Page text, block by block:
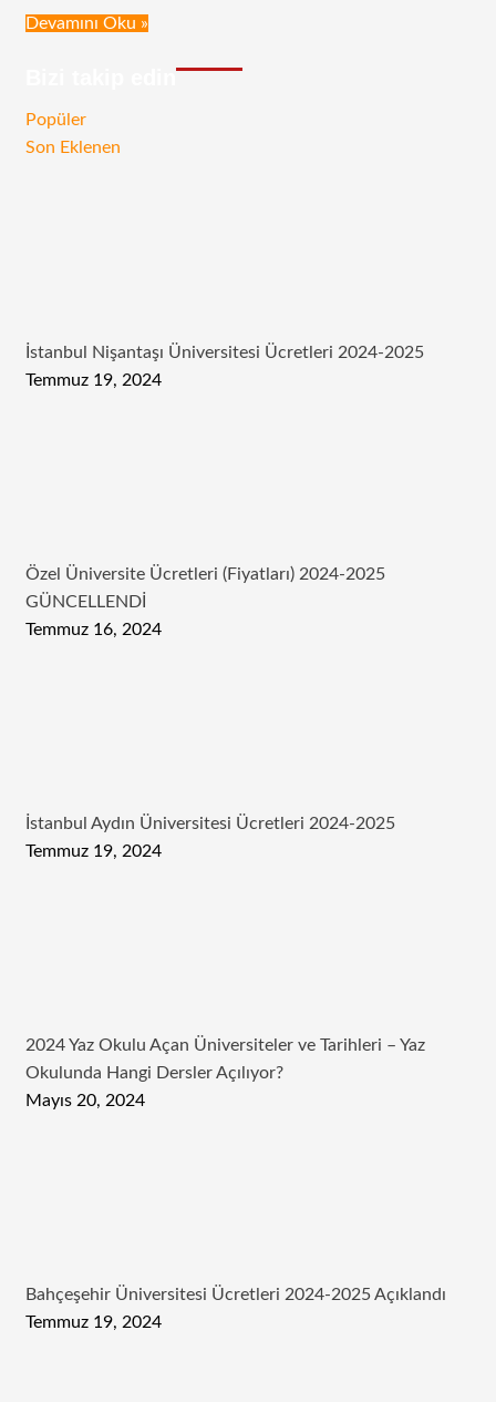
Devamını Oku »
Popüler
Son Eklenen
İstanbul Nişantaşı Üniversitesi Ücretleri 2024-2025
Temmuz 19, 2024
Özel Üniversite Ücretleri (Fiyatları) 2024-2025
GÜNCELLENDİ
Temmuz 16, 2024
İstanbul Aydın Üniversitesi Ücretleri 2024-2025
Temmuz 19, 2024
2024 Yaz Okulu Açan Üniversiteler ve Tarihleri – Yaz
Okulunda Hangi Dersler Açılıyor?
Mayıs 20, 2024
Bahçeşehir Üniversitesi Ücretleri 2024-2025 Açıklandı
Temmuz 19, 2024